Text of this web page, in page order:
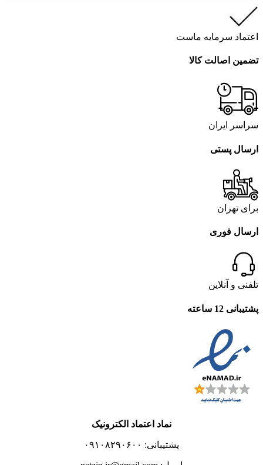
اعتماد سرمایه ماست
تضمین اصالت کالا
سراسر ایران
ارسال پستی
برای تهران
ارسال فوری
تلفنی و آنلاین
پشتیبانی 12 ساعته
نماد اعتماد الکترونیک
پشتیبانی: ۰۹۱۰۸۲۹۰۶۰۰